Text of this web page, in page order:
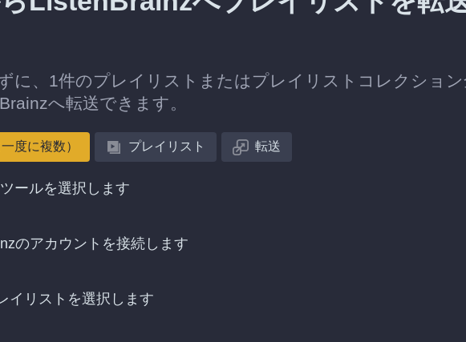
に、1件のプレイリストまたはプレイリストコレクション
へ転送できます。
度に複数） プレイリスト 転送
ールを選択します
のアカウントを接続します
イリストを選択します